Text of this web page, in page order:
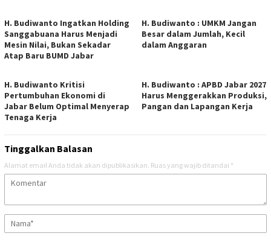
H. Budiwanto Ingatkan Holding
Sanggabuana Harus Menjadi
Mesin Nilai, Bukan Sekadar
Atap Baru BUMD Jabar
H. Budiwanto : UMKM Jangan
Besar dalam Jumlah, Kecil
dalam Anggaran
H. Budiwanto Kritisi
Pertumbuhan Ekonomi di
Jabar Belum Optimal Menyerap
Tenaga Kerja
H. Budiwanto : APBD Jabar 2027
Harus Menggerakkan Produksi,
Pangan dan Lapangan Kerja
Tinggalkan Balasan
Alamat email Anda tidak akan dipublikasikan. Ruas yang wajib ditandai *